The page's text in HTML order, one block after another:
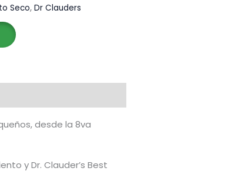
Seco, Dr Clauders
desde la 8va
y Dr. Clauder’s Best